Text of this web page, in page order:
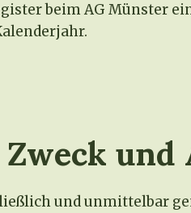
beim AG Münster
Zweck und
und unmittelbar